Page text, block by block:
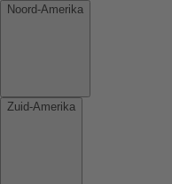
Noord-Amerika
Zuid-Amerika